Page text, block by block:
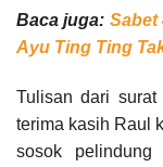
Baca juga: Sabet
Ayu Ting Ting
Tulisan dari surat
terima kasih Raul
sosok